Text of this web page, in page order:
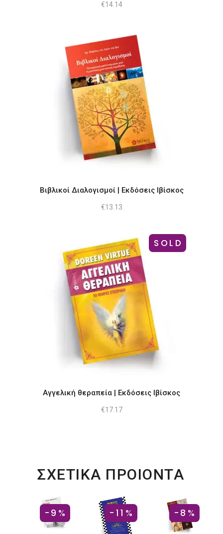
€14.14
Βιβλικοί Διαλογισμοί | Εκδόσεις Ιβίσκος
€13.13
SOLD
Αγγελική θεραπεία | Εκδόσεις Ιβίσκος
€17.17
ΣΧΕΤΙΚΑ ΠΡΟΙΟΝΤΑ
-9% -11% -8%